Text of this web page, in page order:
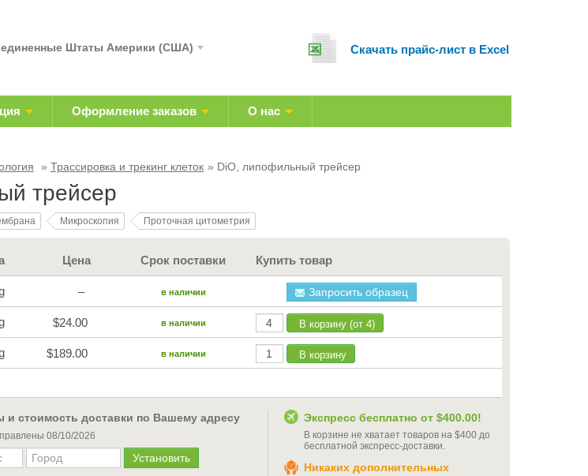
Cкачать прайс-лист в Excel
Штаты Америки (США)
Оформление заказов О нас
Трассировка и трекинг клеток DiO, липофильный трейсер
трейсер
Микроскопия Проточная цитометрия
Цена Срок поставки Купить товар
– в наличии Запросить образец
$24.00 в наличии В корзину (от 4)
$189.00 в наличии В корзину
и стоимость доставки по Вашему адресу
08/10/2026
Экспресс бесплатно от $400.00!
В корзине не хватает товаров на $400до
бесплатной экспресс-доставки.
Никаких дополнительных